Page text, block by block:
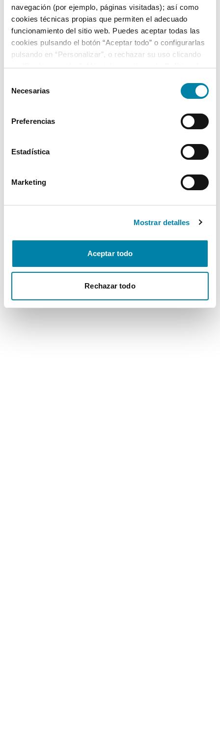
navegación (por ejemplo, páginas visitadas); así como
cookies técnicas propias que permiten el adecuado
funcionamiento del sitio web. Puedes aceptar todas las
cookies pulsando el botón “Aceptar todo” o configurarlas
pulsando en “Personalizar”, o rechazar su uso clicando
en “Rechazar todas”. Más información en laPolítica de
Necesarias
Preferencias
Estadística
Marketing
Mostrar detalles
Aceptar todo
Rechazar todo